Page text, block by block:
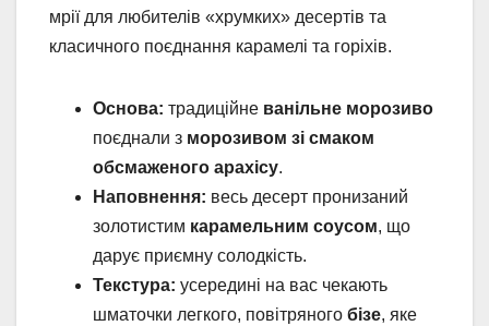
мрії для любителів «хрумких» десертів та
класичного поєднання карамелі та горіхів.
Основа: традиційне ванільне морозиво
поєднали з морозивом зі смаком
обсмаженого арахісу.
Наповнення: весь десерт пронизаний
золотистим карамельним соусом, що
дарує приємну солодкість.
Текстура: усередині на вас чекають
шматочки легкого, повітряного бізе, яке